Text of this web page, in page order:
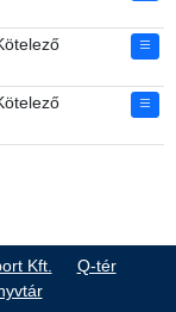
Kft.
Q-tér